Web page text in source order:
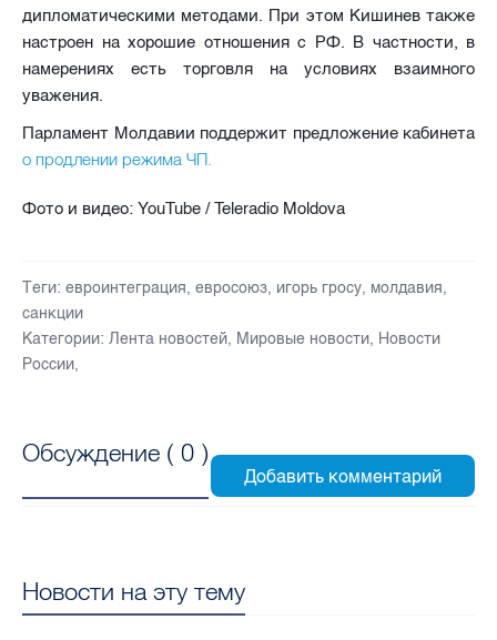
дипломатическими методами. При этом Кишинев также
настроен на хорошие отношения с РФ. В частности, в
намерениях есть торговля на условиях взаимного
уважения.
Парламент Молдавии поддержит предложение кабинета
о продлении режима ЧП.
Фото и видео: YouTube / Teleradio Moldova
Теги: евроинтеграция, евросоюз, игорь гросу, молдавия,
санкции
Категории: Лента новостей, Мировые новости, Новости
России,
Обсуждение ( 0 )
Новости на эту тему